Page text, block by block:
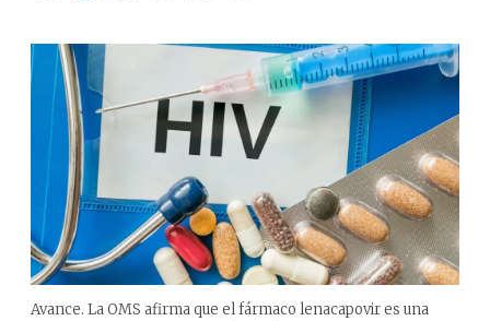
Avance. La OMS afirma que el fármaco lenacapovir es una